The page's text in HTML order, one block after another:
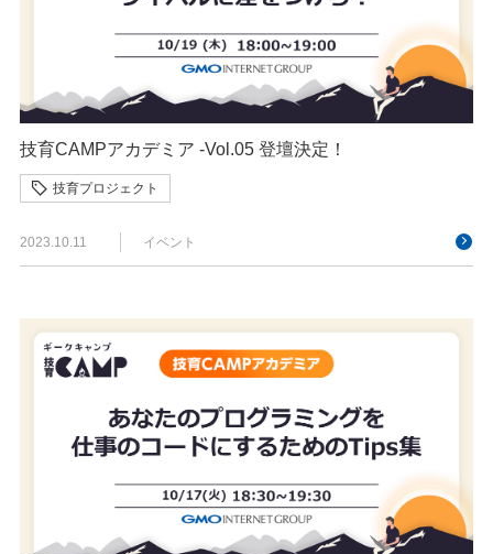
技育CAMPアカデミア -Vol.05 登壇決定！
技育プロジェクト
2023.10.11 イベント